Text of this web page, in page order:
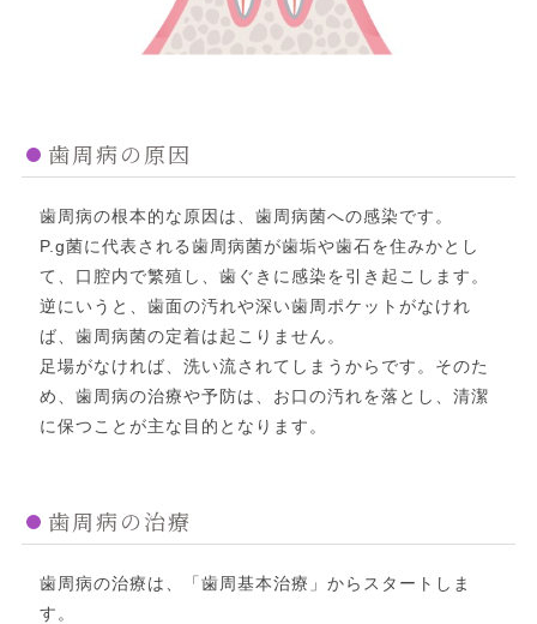
歯周病の原因
歯周病の根本的な原因は、歯周病菌への感染です。
P.g菌に代表される歯周病菌が歯垢や歯石を住みかとし
て、口腔内で繁殖し、歯ぐきに感染を引き起こします。
逆にいうと、歯面の汚れや深い歯周ポケットがなけれ
ば、歯周病菌の定着は起こりません。
足場がなければ、洗い流されてしまうからです。そのた
め、歯周病の治療や予防は、お口の汚れを落とし、清潔
に保つことが主な目的となります。
歯周病の治療
歯周病の治療は、「歯周基本治療」からスタートしま
す。